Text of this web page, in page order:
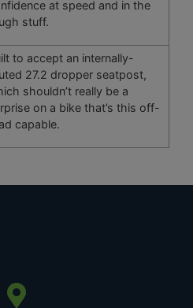
at speed and in the
stuff.
to accept an internally-
27.2 dropper seatpost,
shouldn’t really be a
on a bike that’s this off-
capable.